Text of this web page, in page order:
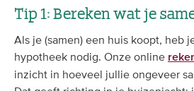
Tip 1: Bereken wat je
Als je (samen) een huis koopt, heb
hypotheek nodig. Onze online
inzicht in hoeveel jullie ongeveer